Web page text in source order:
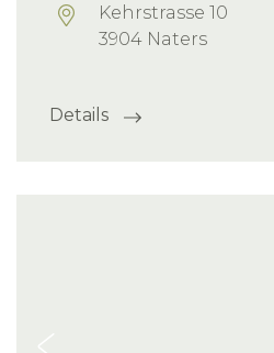
Kehrstrasse 10
3904 Naters
Details